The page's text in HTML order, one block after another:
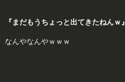
『まだもうちょっと出てきたねんｗ』
なんやなんやｗｗｗ